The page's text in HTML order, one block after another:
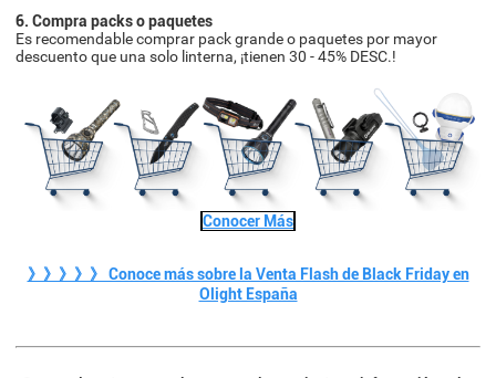
6. Compra packs o paquetes
Es recomendable comprar pack grande o paquetes por mayor
descuento que una solo linterna, ¡tienen 30 - 45% DESC.!
Conocer Más
》》》》》 Conoce más sobre la Venta Flash de Black Friday en
Olight España